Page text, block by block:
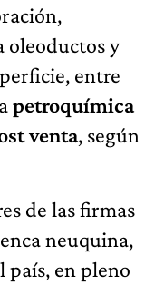
oleoductos y
entre
petroquímica
venta, según
de las firmas
neuquina,
país, en pleno